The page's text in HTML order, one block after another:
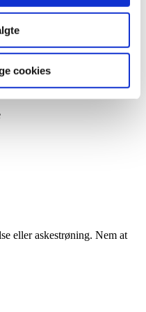
cookies
eller askestrøning. Nem at